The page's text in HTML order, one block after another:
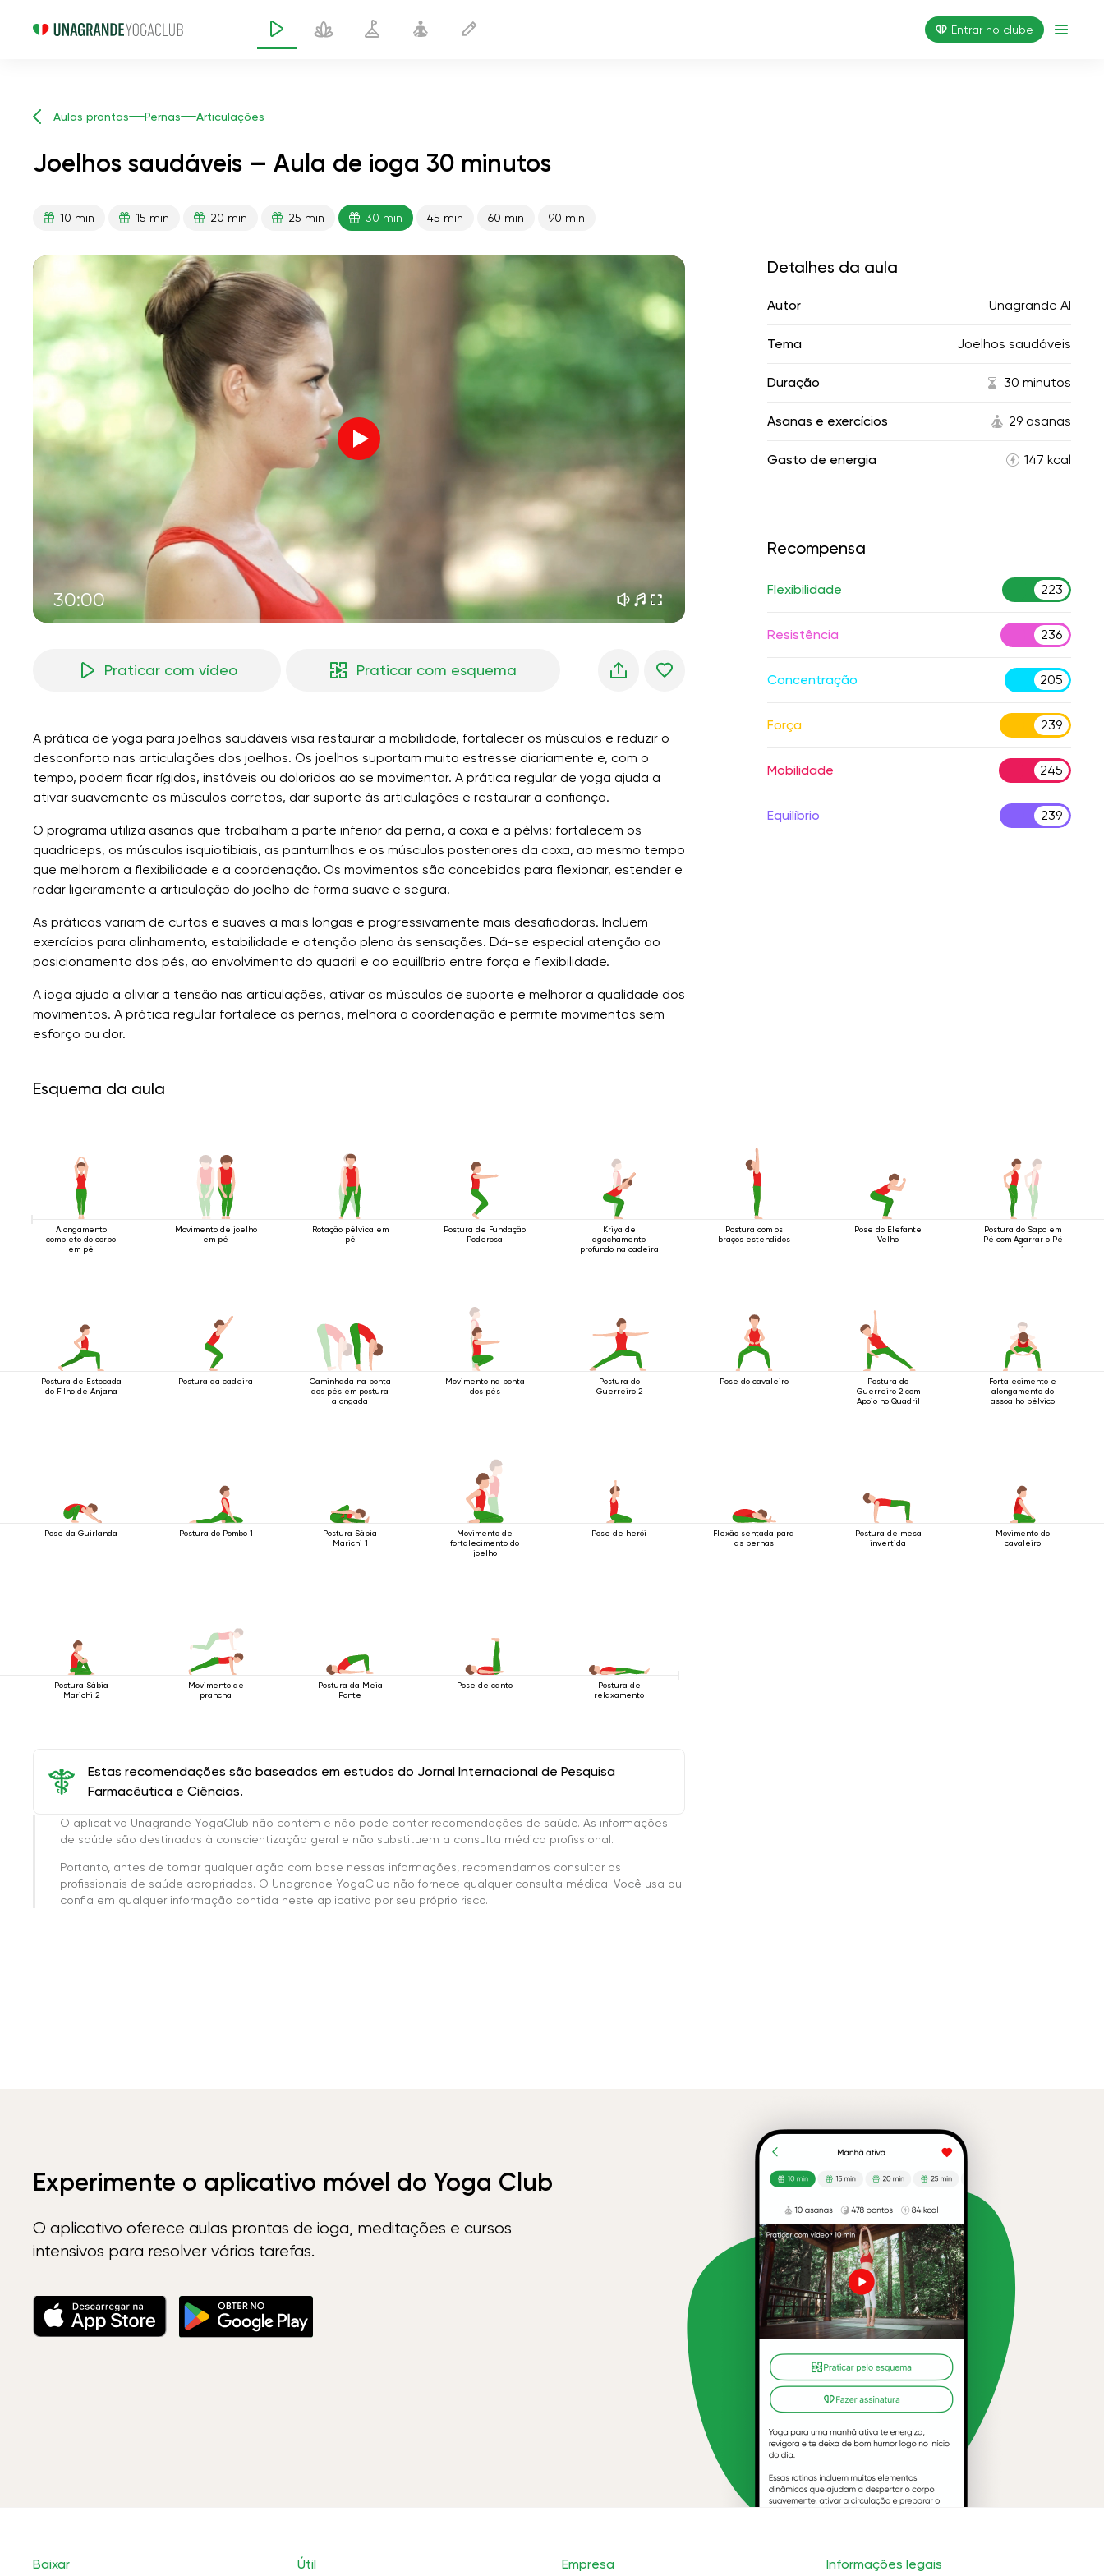
Entrar no clube
Aulas prontas Pernas Articulações
Joelhos saudáveis — Aula de ioga 30 minutos
10 min 15 min 20 min 25 min 30 min 45 min 60 min 90 min
30:00
Voz do instrutor
Música
o voo da alma 01:44
a voz do vento
floresta da primavera 02:00
Praticar com vídeo Praticar com esquema
A prática de yoga para joelhos saudáveis ​​visa restaurar a mobilidade, fortalecer os músculos e reduzir o
desconforto nas articulações dos joelhos. Os joelhos suportam muito estresse diariamente e, com o
tempo, podem ficar rígidos, instáveis ​​ou doloridos ao se movimentar. A prática regular de yoga ajuda a
ativar suavemente os músculos corretos, dar suporte às articulações e restaurar a confiança.
O programa utiliza asanas que trabalham a parte inferior da perna, a coxa e a pélvis: fortalecem os
quadríceps, os músculos isquiotibiais, as panturrilhas e os músculos posteriores da coxa, ao mesmo tempo
que melhoram a flexibilidade e a coordenação. Os movimentos são concebidos para flexionar, estender e
rodar ligeiramente a articulação do joelho de forma suave e segura.
As práticas variam de curtas e suaves a mais longas e progressivamente mais desafiadoras. Incluem
exercícios para alinhamento, estabilidade e atenção plena às sensações. Dá-se especial atenção ao
posicionamento dos pés, ao envolvimento do quadril e ao equilíbrio entre força e flexibilidade.
A ioga ajuda a aliviar a tensão nas articulações, ativar os músculos de suporte e melhorar a qualidade dos
movimentos. A prática regular fortalece as pernas, melhora a coordenação e permite movimentos sem
esforço ou dor.
Detalhes da aula
Autor Unagrande AI
Tema Joelhos saudáveis
Duração 30 minutos
Asanas e exercícios 29 asanas
Gasto de energia 147 kcal
Recompensa
Flexibilidade 223
Resistência 236
Concentração 205
Força 239
Mobilidade 245
Equilíbrio 239
Esquema da aula
Alongamento
completo do corpo
em pé
Movimento de joelho
em pé
Rotação pélvica em
pé
Postura de Fundação
Poderosa
Kriya de
agachamento
profundo na cadeira
Postura com os
braços estendidos
Pose do Elefante
Velho
Postura do Sapo em
Pé com Agarrar o Pé
1
Postura de Estocada
do Filho de Anjana
Postura da cadeira
Caminhada na ponta
dos pés em postura
alongada
Movimento na ponta
dos pés
Postura do
Guerreiro 2
Pose do cavaleiro
Postura do
Guerreiro 2 com
Apoio no Quadril
Fortalecimento e
alongamento do
assoalho pélvico
Pose da Guirlanda Postura do Pombo 1
Postura Sábia
Marichi 1
Movimento de
fortalecimento do
joelho
Pose de herói
Flexão sentada para
as pernas
Postura de mesa
invertida
Movimento do
cavaleiro
Postura Sábia
Marichi 2
Movimento de
prancha
Postura da Meia
Ponte
Pose de canto
Postura de
relaxamento
Estas recomendações são baseadas em estudos do Jornal Internacional de Pesquisa
Farmacêutica e Ciências.
O aplicativo Unagrande YogaClub não contém e não pode conter recomendações de saúde. As informações
de saúde são destinadas à conscientização geral e não substituem a consulta médica profissional.
Portanto, antes de tomar qualquer ação com base nessas informações, recomendamos consultar os
profissionais de saúde apropriados. O Unagrande YogaClub não fornece qualquer consulta médica. Você usa ou
confia em qualquer informação contida neste aplicativo por seu próprio risco.
Experimente o aplicativo móvel do Yoga Club
O aplicativo oferece aulas prontas de ioga, meditações e cursos
intensivos para resolver várias tarefas.
Baixar Útil Empresa Informações legais